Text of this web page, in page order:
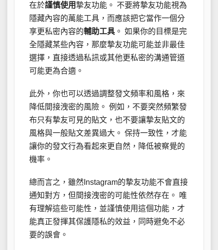
在於謹慎使用摯友功能。 不要將摯友功能視為
隱藏內容的萬能工具，而應該把它當作一個分
享更私密內容的輔助工具 。 如果你的目標是完
全隱藏某些內容，那麼摯友功能可能並非最佳
選擇，直接透過私訊或其他更私密的溝通管道
可能更為合適。
此外，你也可以透過調整發文頻率和風格，來
降低間接洩密的風險。 例如，不要突然頻繁發
布只有摯友可見的貼文，也不要讓摯友貼文的
風格與一般貼文差異過大。 保持一致性，才能
讓你的發文行為看起來更自然，降低被察覺的
機率。
總而言之，雖然Instagram的摯友功能不會直接
通知對方，但間接洩密的可能性依然存在。 唯
有理解這些可能性，並謹慎使用這個功能，才
能真正發揮其保護隱私的效益，同時避免不必
要的誤會。